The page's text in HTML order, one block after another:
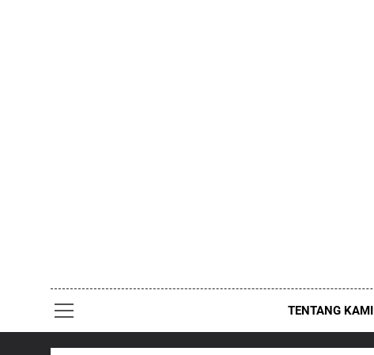
TENTANG KAMI